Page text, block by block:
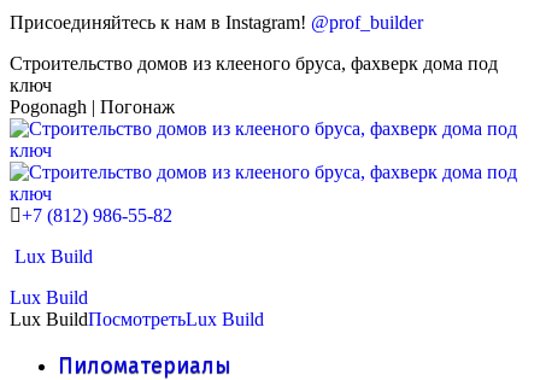
Присоединяйтесь к нам в Instagram! @prof_builder
Строительство домов из клееного бруса, фахверк дома под
ключ
Pogonagh | Погонаж
+7 (812) 986-55-82
Lux Build
Lux Build
Lux BuildПосмотретьLux Build
Пиломатериалы